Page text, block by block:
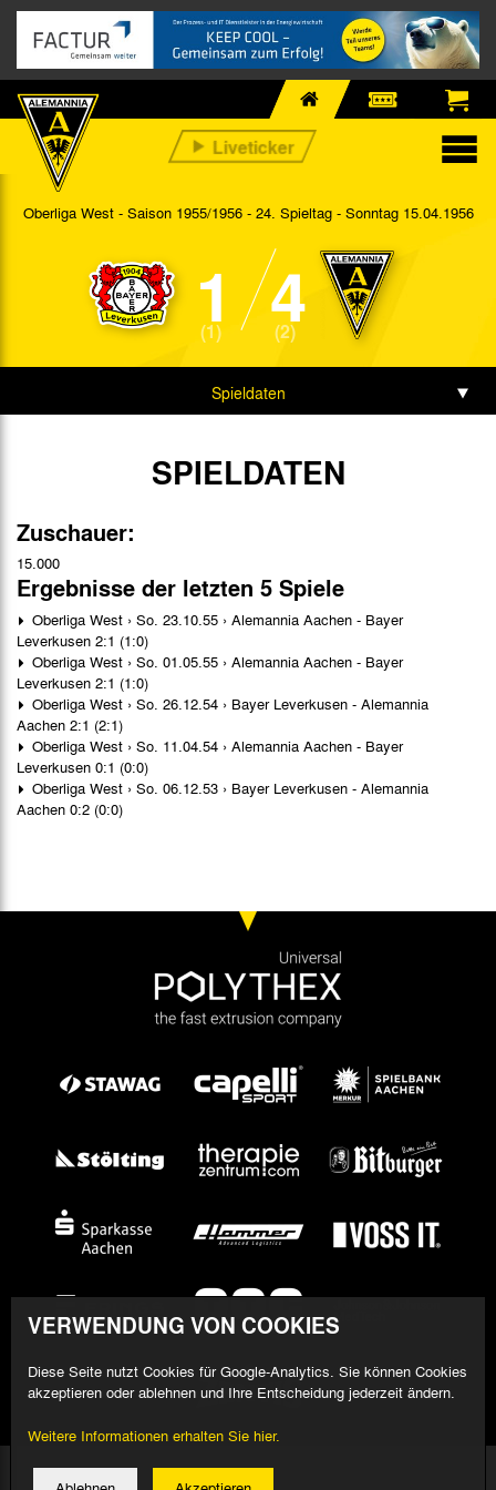
Oberliga West - Saison 1955/1956 - 24. Spieltag - Sonntag 15.04.1956
1
(1) 4
(2)
Spieldaten
SPIELDATEN
Zuschauer:
15.000
Ergebnisse der letzten 5 Spiele
Oberliga West › So. 23.10.55 › Alemannia Aachen - Bayer
Leverkusen 2:1 (1:0)
Oberliga West › So. 01.05.55 › Alemannia Aachen - Bayer
Leverkusen 2:1 (1:0)
Oberliga West › So. 26.12.54 › Bayer Leverkusen - Alemannia
Aachen 2:1 (2:1)
Oberliga West › So. 11.04.54 › Alemannia Aachen - Bayer
Leverkusen 0:1 (0:0)
Oberliga West › So. 06.12.53 › Bayer Leverkusen - Alemannia
Aachen 0:2 (0:0)
© 2026 Alemannia Aachen - Alle Rechte vorbehalten
VERWENDUNG VON COOKIES
Diese Seite nutzt Cookies für Google-Analytics. Sie können Cookies
akzeptieren oder ablehnen und Ihre Entscheidung jederzeit ändern.
Weitere Informationen erhalten Sie hier.